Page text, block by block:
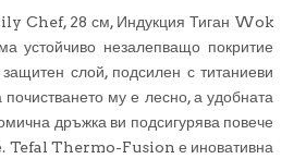
Chef, 28 см, Индукция Тиган Wok
незалепващо покритие
слой, подсилен с титаниеви
му е лесно, а удобната
дръжка ви подсигурява повече
Tefal Thermo-Fusion е иновативна